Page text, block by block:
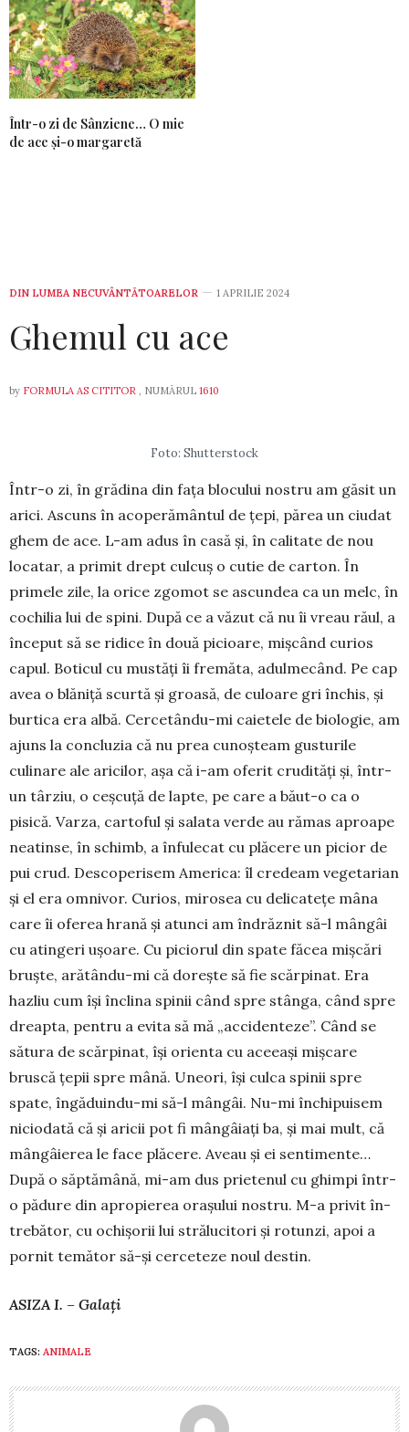
Într-o zi de Sânziene… O mie
de ace și-o margaretă
DIN LUMEA NECUVÂNTĂTOARELOR 1 APRILIE 2024
Ghemul cu ace
by FORMULA AS CITITOR , NUMĂRUL 1610
Foto: Shutterstock
Într-o zi, în grădina din fața blocului nostru am găsit un
arici. Ascuns în acoperă­mân­tul de țepi, părea un ciudat
ghem de ace. L-am adus în casă și, în calitate de nou
locatar, a primit drept cul­cuș o cutie de carton. În
primele zile, la orice zgomot se ascundea ca un melc, în
cochilia lui de spini. După ce a văzut că nu îi vreau răul, a
început să se ridice în două pi­cioa­re, mișcând curios
capul. Boticul cu mustăți îi fremăta, adul­me­când. Pe cap
avea o blăniță scurtă și groasă, de culoare gri închis, și
bur­­tica era albă. Cercetându-mi ca­ietele de biolo­gie, am
ajuns la con­cluzia că nu prea cunoșteam gus­turile
culinare ale aricilor, așa că i-am oferit crudități și, într-
un târziu, o ceșcuță de lap­te, pe care a băut-o ca o
pisică. Varza, cartoful și salata ver­de au rămas aproa­pe
neatinse, în schimb, a în­fulecat cu plă­cere un picior de
pui crud. Descope­ri­sem Ame­rica: îl cre­deam ve­ge­ta­rian
și el era omni­vor. Cu­rios, mirosea cu de­li­ca­tețe mâna
care îi ofe­rea hrană și atunci am în­drăz­nit să-l mângâi
cu atin­geri ușoare. Cu pi­cio­rul din spate făcea miș­cări
bruș­te, arătân­du-mi că dorește să fie scăr­pi­nat. Era
hazliu cum își în­clina spinii când spre stânga, când spre
dreap­ta, pen­tru a evita să mă „ac­cidenteze”. Când se
sătura de scăr­­­pinat, își orienta cu aceeași miș­­­care
bruscă țepii spre mână. Une­ori, își culca spinii spre
spate, în­gădu­in­du-mi să-l mân­gâi. Nu-mi închipui­sem
niciodată că și aricii pot fi mân­gâiați ba, și mai mult, că
mângâ­ie­rea le face plă­cere. Aveau și ei senti­mente…
După o săp­tă­mâ­nă, mi-am dus prietenul cu ghimpi într-
o pădu­re din apro­pie­rea orașului nostru. M-a privit în­
tre­bător, cu ochișorii lui stră­lu­ci­tori și rotunzi, apoi a
pornit te­mător să-și cerceteze noul destin.
ASIZA I. – Galați
TAGS: ANIMALE